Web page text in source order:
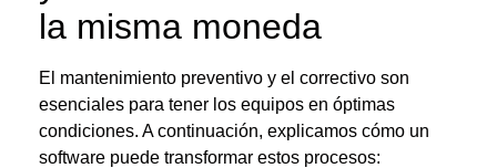
la misma moneda
El mantenimiento preventivo y el correctivo son
esenciales para tener los equipos en óptimas
condiciones. A continuación, explicamos cómo un
software puede transformar estos procesos: